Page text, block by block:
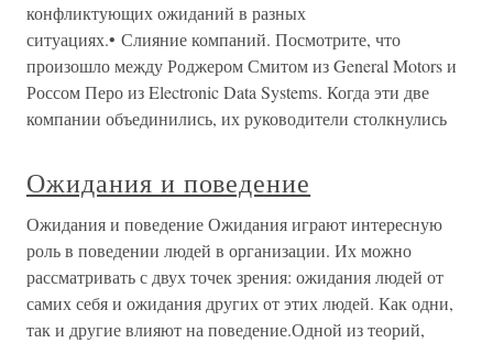
конфликтующих ожиданий в разных
ситуациях.• Слияние компаний. Посмотрите, что
произошло между Роджером Смитом из General Motors и
Россом Перо из Electronic Data Systems. Когда эти две
компании объединились, их руководители столкнулись
Ожидания и поведение
Ожидания и поведение Ожидания играют интересную
роль в поведении людей в организации. Их можно
рассматривать с двух точек зрения: ожидания людей от
самих себя и ожидания других от этих людей. Как одни,
так и другие влияют на поведение.Одной из теорий,